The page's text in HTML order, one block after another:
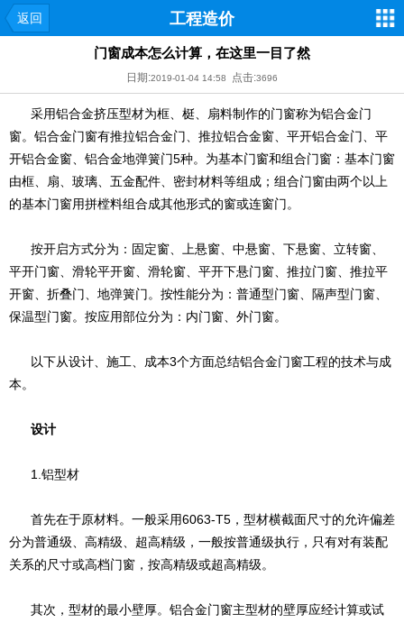
返回 工程造价
门窗成本怎么计算，在这里一目了然
日期:2019-01-04 14:58 点击:3696
采用铝合金挤压型材为框、梃、扇料制作的门窗称为铝合金门
窗。铝合金门窗有推拉铝合金门、推拉铝合金窗、平开铝合金门、平
开铝合金窗、铝合金地弹簧门5种。为基本门窗和组合门窗：基本门窗
由框、扇、玻璃、五金配件、密封材料等组成；组合门窗由两个以上
的基本门窗用拼樘料组合成其他形式的窗或连窗门。
按开启方式分为：固定窗、上悬窗、中悬窗、下悬窗、立转窗、
平开门窗、滑轮平开窗、滑轮窗、平开下悬门窗、推拉门窗、推拉平
开窗、折叠门、地弹簧门。按性能分为：普通型门窗、隔声型门窗、
保温型门窗。按应用部位分为：内门窗、外门窗。
以下从设计、施工、成本3个方面总结铝合金门窗工程的技术与成
本。
设计
1.铝型材
首先在于原材料。一般采用6063-T5，型材横截面尺寸的允许偏差
分为普通级、高精级、超高精级，一般按普通级执行，只有对有装配
关系的尺寸或高档门窗，按高精级或超高精级。
其次，型材的最小壁厚。铝合金门窗主型材的壁厚应经计算或试